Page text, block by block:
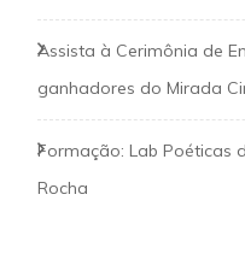
Assista à Cerimônia de
ganhadores do Mirada
Formação: Lab Poéticas
Rocha